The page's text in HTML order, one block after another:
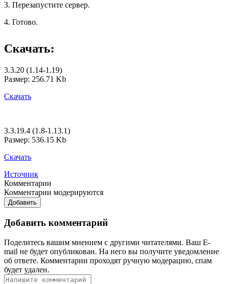
3. Перезапустите сервер.
4. Готово.
Скачать:
3.3.20 (1.14-1.19)
Размер: 256.71 Kb
Скачать
3.3.19.4 (1.8-1.13.1)
Размер: 536.15 Kb
Скачать
Источник
Комментарии
Комментарии модерируются
Добавить
Добавить комментарий
Поделитесь вашим мнением с другими читателями. Ваш E-
mail не будет опубликован. На него вы получите уведомление
об ответе. Комментарии проходят ручную модерацию, спам
будет удален.